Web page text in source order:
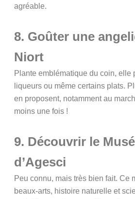
agréable.
8. Goûter une
Niort
Plante emblématique du coin, elle
liqueurs ou même certains plats.
en proposent, notamment au
moins une fois !
9. Découvrir le
d’Agesci
Peu connu, mais très bien fait. Ce
beaux-arts, histoire naturelle et